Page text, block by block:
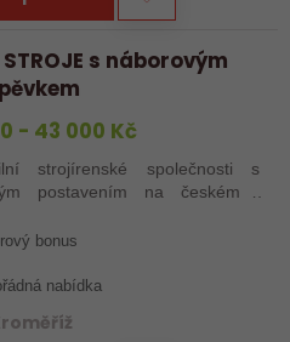
STROJE s náborovým
- 43 000 Kč
strojírenské společnosti s
postavením na českém i
bonus
nabídka